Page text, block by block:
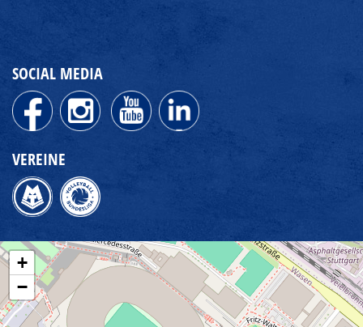
SOCIAL MEDIA
VEREINE
+
−